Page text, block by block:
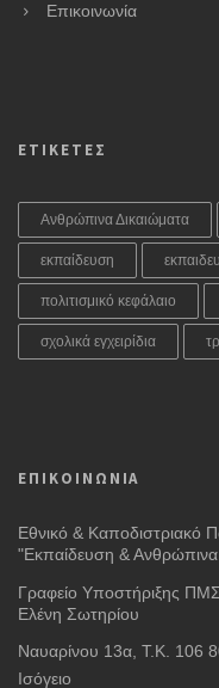
Επικοινωνία
ΕΤΙΚΕΤΕΣ
Ανθρώπινα Δικαιώματα
εκπαίδευση
πολιτισμικό κεφάλαιο
σχολικά εγχειρίδια
ΕΠΙΚΟΙΝΩΝΙΑ
Εθνικό & Καποδιστριακό
"Εκπαίδευση & Ανθρώπινα
Γραφείο Υποστήριξης
Ελένη Σωτηρίου
Ναυαρίνου 13α, Τ.Κ. 106
Ισόγειο